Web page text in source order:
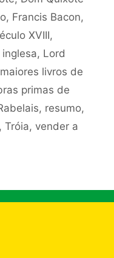
, Francis Bacon,
XVIII,
, Lord
maiores livros de
primas de
, resumo,
, Tróia, vender a